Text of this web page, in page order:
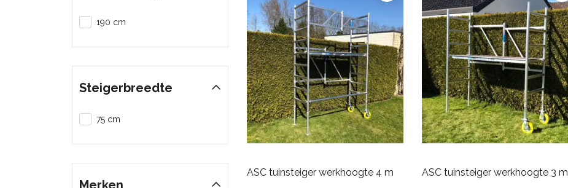
ASC tuinsteiger werkhoogte 4 m ASC tuinsteiger werkhoogte 3 m
190 cm
Steigerbreedte
75 cm
Merken